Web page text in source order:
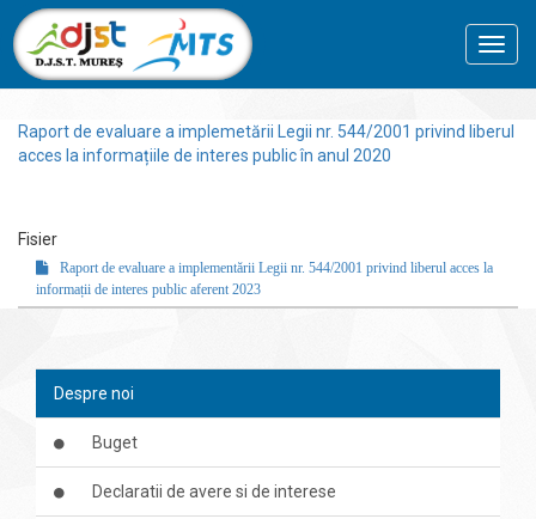
Raport de evaluare a implemetării Legii nr. 544/2001 privind liberul
acces la informațiile de interes public în anul 2020
Fisier
Raport de evaluare a implementării Legii nr. 544/2001 privind liberul acces la
informații de interes public aferent 2023
Despre noi
Buget
Declaratii de avere si de interese